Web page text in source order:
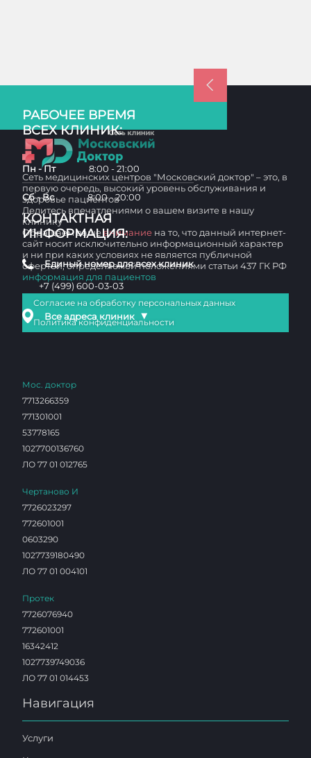
РАБОЧЕЕ ВРЕМЯ
ВСЕХ КЛИНИК:
Пн - Пт 8:00 - 21:00
Сб - Вс 8:00 - 20:00
КОНТАКТНАЯ
ИНФОРМАЦИЯ:
Единый номер для всех клиник
+7 (499) 600-03-03
Все адреса клиник ▼
Сеть медицинских центров "Московский доктор" – это, в
первую очередь, высокий уровень обслуживания и
здоровье пациентов
Делитесь впечатлениями о вашем визите в нашу
клинику
Обращаем вашевнимание на то, что данный интернет-
сайт носит исключительно информационный характер
и ни при каких условиях не является публичной
офертой, определяемой положениями статьи 437 ГК РФ
информация для пациентов
Согласие на обработку персональных данных
Политика конфиденциальности
Мос. доктор
7713266359
771301001
53778165
1027700136760
ЛО 77 01 012765
Чертаново И
7726023297
772601001
0603290
1027739180490
ЛО 77 01 004101
Протек
7726076940
772601001
16342412
1027739749036
ЛО 77 01 014453
Навигация
Услуги